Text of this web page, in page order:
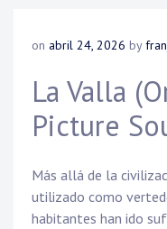
on abril 24, 2026 by
La Valla
Picture
Más allá de la
utilizado como
habitantes han ido